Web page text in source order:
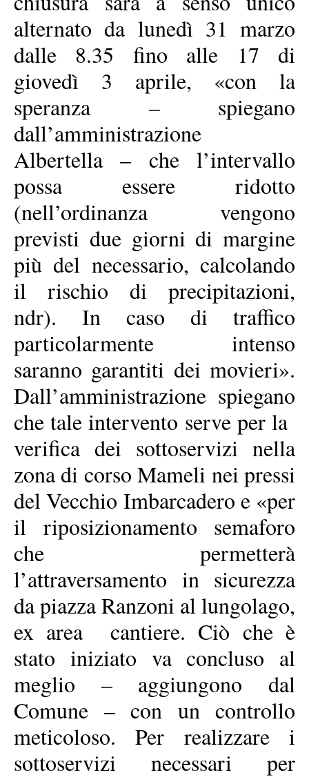
alternato da lunedì 31 marzo
dalle 8.35 fino alle 17 di
giovedì 3 aprile, «con la
speranza – spiegano
dall’amministrazione
Albertella – che l’intervallo
possa essere ridotto
(nell’ordinanza vengono
previsti due giorni di margine
più del necessario, calcolando
il rischio di precipitazioni,
ndr). In caso di traffico
particolarmente intenso
saranno garantiti dei movieri».
Dall’amministrazione spiegano
che tale intervento serve per la
verifica dei sottoservizi nella
zona di corso Mameli nei pressi
del Vecchio Imbarcadero e «per
il riposizionamento semaforo
che permetterà
l’attraversamento in sicurezza
da piazza Ranzoni al lungolago,
ex area cantiere. Ciò che è
stato iniziato va concluso al
meglio – aggiungono dal
Comune – con un controllo
meticoloso. Per realizzare i
sottoservizi necessari per